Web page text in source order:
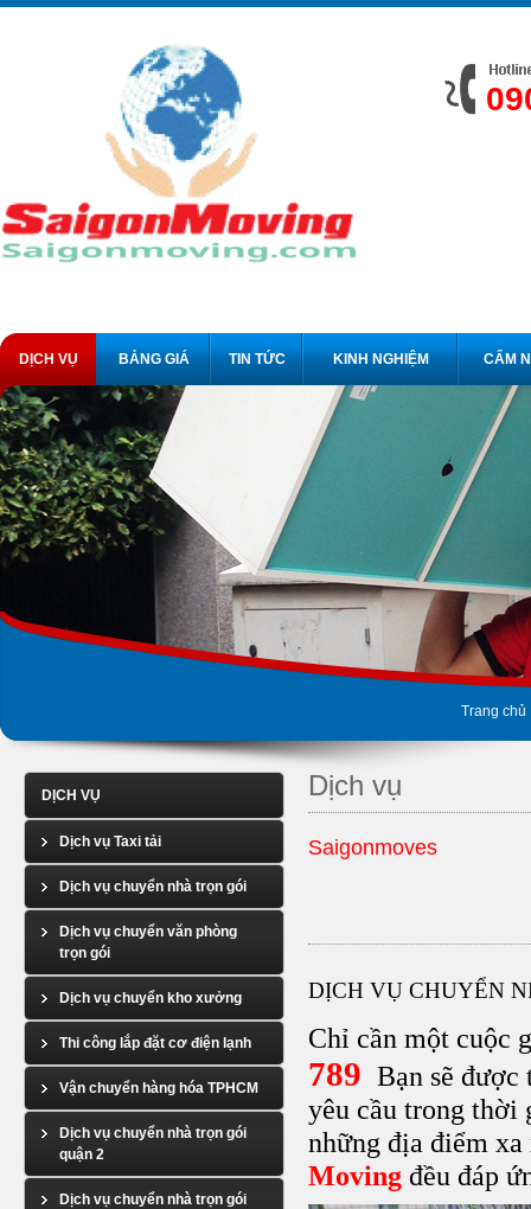
DỊCH VỤ BẢNG GIÁ TIN TỨC KINH NGHIỆM CẨM
Trang chủ
DỊCH VỤ
Dịch vụ Taxi tải
Dịch vụ chuyển nhà trọn gói
Dịch vụ chuyển văn phòng
trọn gói
Dịch vụ chuyển kho xưởng
Thi công lắp đặt cơ điện lạnh
Vận chuyển hàng hóa TPHCM
Dịch vụ chuyển nhà trọn gói
quận 2
Dịch vụ chuyển nhà trọn gói
Dịch vụ
Saigonmoves
DỊCH VỤ CHUYỂN
Chỉ cần một cuộc
789 Bạn sẽ
yêu cầu trong thời
những địa điểm
Moving đều đáp